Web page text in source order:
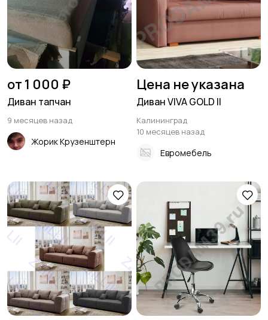
от 1 000 ₽
Диван тапчан
9 месяцев назад
Жорик Крузенштерн
Цена не указана
Диван VIVA GOLD II
Калининград
10 месяцев назад
Евромебель